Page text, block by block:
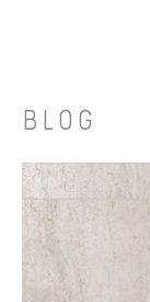
BLOG